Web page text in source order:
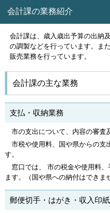
会計課の業務紹介
会計課は、歳入歳出予算の出納
の調製などを行っています。ま
販売業務を行っています。
会計課の主な業務
支払・収納業務
市の支出について、内容の審査
市税や使用料、国や県からの支
す。
窓口では、 市の税金や使用料、
ます。（国や県への納付はできま
郵便切手・はがき・収入印